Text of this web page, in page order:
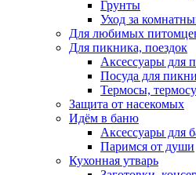
Грунты
Уход за
Для любимых
Для пикника, поездок
Аксессуары для
Посуда для
Термосы,
Защита от насекомых
Идём в баню
Аксессуары для
Паримся от души
Кухонная утварь